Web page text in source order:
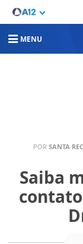
MENU
POR SANTA
Saiba